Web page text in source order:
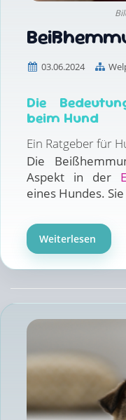
03.06.2024
Die
beim Hund
Ein Ratgeber für
Die
Aspekt in der
eines Hundes.
Weiterlesen